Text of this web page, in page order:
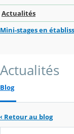
Actualités
Mini-stages en
Actualités
Blog
‹ Retour au blog